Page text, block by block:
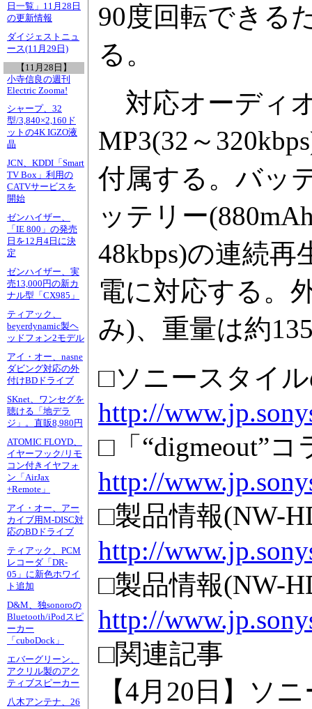
日一覧」11月28日
の更新情報
ダイジェストニュ
ース(11月29日)
【11月28日】
小寺信良の週刊
Electric Zooma!
シャープ、32
型/3,840×2,160ド
ットの4K IGZO液
晶
JCN、KDDI「Smart
TV Box」利用の
CATVサービスを
開始
ゼンハイザー、
「IE 800」の発売
日を12月4日に決
定
ゼンハイザー、実
売13,000円の新カ
ナル型「CX985」
ティアック、
beyerdynamic製ヘ
ッドフォン2モデル
アイ・オー、nasne
ダビング対応の外
付けBDドライブ
SKnet、ワンセグを
聴ける「地デラ
ジ」。直販8,980円
ATOMIC FLOYD、
イヤーフック/リモ
コン付きイヤフォ
ン「AirJax
+Remote」
アイ・オー、アー
カイブ用M-DISC対
応のBDドライブ
ティアック、PCM
レコーダ「DR-
05」に新色ホワイ
ト追加
D&M、独sonoroの
Bluetooth/iPodスピ
ーカー
「cuboDock」
エバーグリーン、
アクリル製のアク
ティブスピーカー
八木アンテナ、26
90度回転できる
る。
対応オーディ
MP3(32～
付属する。バッ
ッテリー
48kbps)の連続
電に対応する。
み)、重量は約
□ソニースタイ
http://
□「“digmeout”
http://
□製品情報(NW-
http://
□製品情報(NW-
http://
□関連記事
【4月20日】ソ